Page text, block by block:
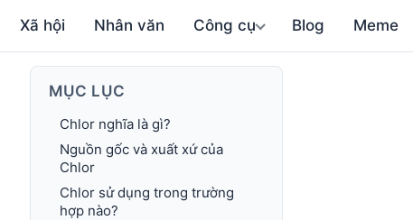
Xã hội Nhân văn Công cụ Blog Meme
MỤC LỤC
Chlor nghĩa là gì?
Nguồn gốc và xuất xứ của
Chlor
Chlor sử dụng trong trường
hợp nào?